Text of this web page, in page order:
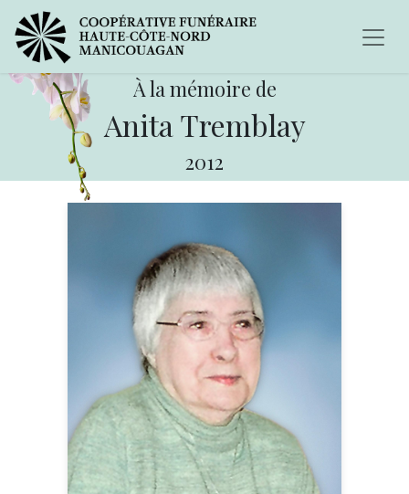
À la mémoire de
Anita Tremblay
2012